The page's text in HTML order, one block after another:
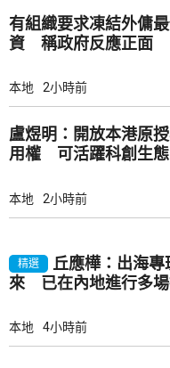
有組織要求凍結外傭
資 稱政府反應正面
本地 2小時前
盧煜明：開放本港原
用權 可活躍科創生態
本地 2小時前
精選
丘應樺：出海
來 已在內地進行多
本地 4小時前